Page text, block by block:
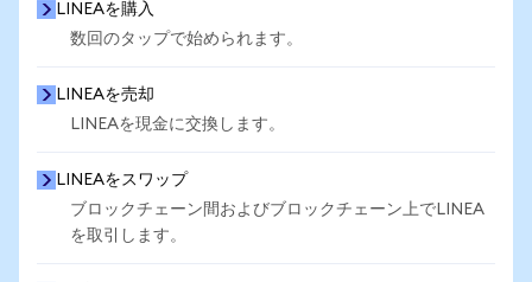
LINEAを購入
数回のタップで始められます。
LINEAを売却
LINEAを現金に交換します。
LINEAをスワップ
ブロックチェーン間およびブロックチェーン上でLINEA
を取引します。